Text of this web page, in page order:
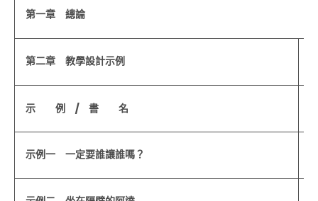
第一章 總論
第二章 教學設計示例
示 例 / 書 名
示例一 一定要誰讓誰嗎？